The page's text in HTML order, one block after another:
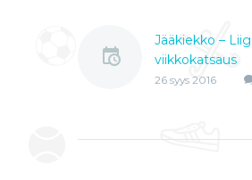
Jääkiekko –
viikkokatsaus
Pelicans
kulunut
26 syys 2016